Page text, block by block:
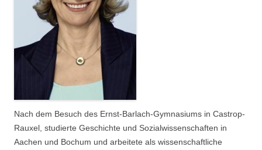
Nach dem Besuch des Ernst-Barlach-Gymnasiums in Castrop-
Rauxel, studierte Geschichte und Sozialwissenschaften in
Aachen und Bochum und arbeitete als wissenschaftliche